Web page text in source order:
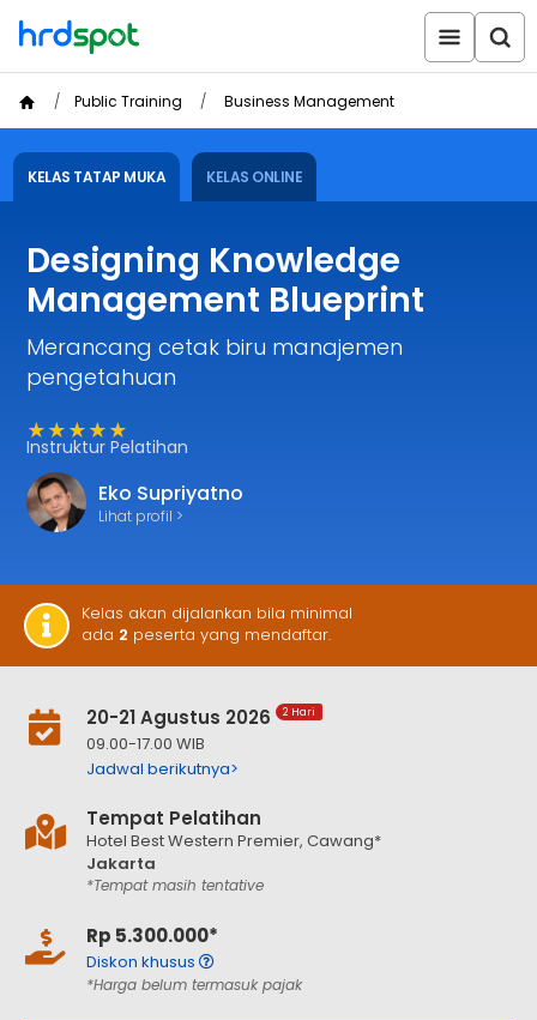
Public Training Business Management
KELAS TATAP MUKA KELAS ONLINE
Designing Knowledge
Management Blueprint
Merancang cetak biru manajemen
pengetahuan
★★★★★
Instruktur Pelatihan
Eko Supriyatno
Lihat profil >
Kelas akan dijalankan bila minimal
ada 2 peserta yang mendaftar.
20-21 Agustus 2026 2 Hari
09.00-17.00 WIB
Jadwal berikutnya>
Tempat Pelatihan
Hotel Best Western Premier, Cawang*
Jakarta
*Tempat masih tentative
Rp 5.300.000*
Diskon khusus
*Harga belum termasuk pajak